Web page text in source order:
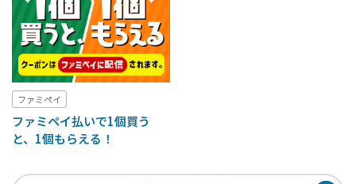
ファミペイ
ファミペイ払いで1個買う
と、1個もらえる！